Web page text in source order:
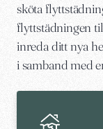
sköta
flyttstädningen
inreda ditt nya
i samband med